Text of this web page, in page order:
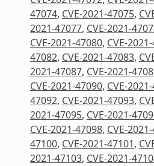
47074, CVE-2021-47075,
2021-47077, CVE-2021-
CVE-2021-47080, CVE-
47082, CVE-2021-47083,
2021-47087, CVE-2021-
CVE-2021-47090, CVE-
47092, CVE-2021-47093,
2021-47095, CVE-2021-
CVE-2021-47098, CVE-
47100, CVE-2021-47101,
2021-47103, CVE-2021-